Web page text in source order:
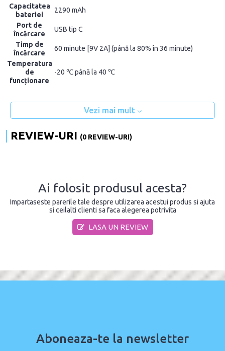
Capacitatea
bateriei
2290 mAh
Port de
încărcare
USB tip C
Timp de
încărcare
60 minute [9V 2A] (până la 80% în 36 minute)
Temperatura
de
funcționare
-20 ℃ până la 40 ℃
Vezi mai mult
REVIEW-URI (0 REVIEW-URI)
Ai folosit produsul acesta?
Impartaseste parerile tale despre utilizarea acestui produs si ajuta
si ceilalti clienti sa faca alegerea potrivita
LASA UN REVIEW
Aboneaza-te la newsletter